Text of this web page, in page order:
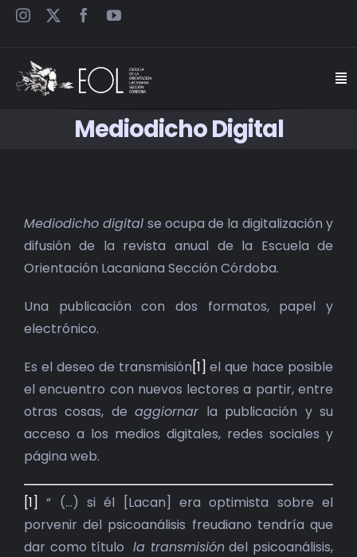
Saltar
SEMINARIOS
CARTELES
BIBLIOTECA
RED EOL
ACTUALIDAD
CONTACTO
Mediodicho Digital
Mediodicho digital se ocupa de la digitalización y
difusión de la revista anual de la Escuela de
Orientación Lacaniana Sección Córdoba.
Una publicación con dos formatos, papel y
electrónico.
Es el deseo de transmisión[1] el que hace posible
el encuentro con nuevos lectores a partir, entre
otras cosas, deaggiornarla publicación y su
acceso a los medios digitales, redes sociales y
página web.
[1] “ (…) si él [Lacan] era optimista sobre el
porvenir del psicoanálisis freudiano tendría que
dar como títulola transmisióndel psicoanálisis,